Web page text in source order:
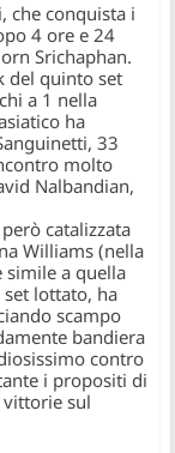
, che conquista i
4 ore e 24
Srichaphan.
del quinto set
a 1 nella
ha
33
molto
Nalbandian,
catalizzata
Williams (nella
simile a quella
lottato, ha
scampo
bandiera
contro
i propositi di
sul